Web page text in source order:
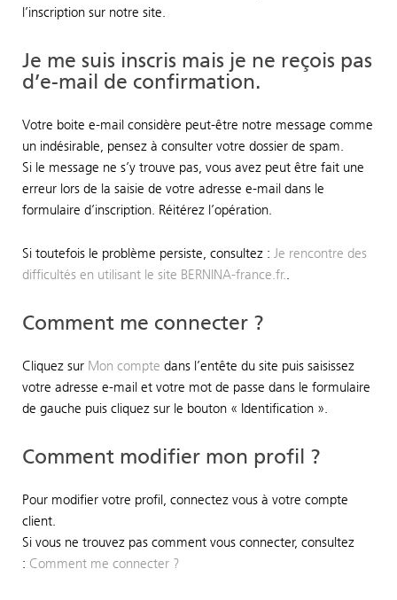
l’inscription sur notre site.
Je me suis inscris mais je ne reçois pas
d’e-mail de confirmation.
Votre boite e-mail considère peut-être notre message comme
un indésirable, pensez à consulter votre dossier de spam.
Si le message ne s’y trouve pas, vous avez peut être fait une
erreur lors de la saisie de votre adresse e-mail dans le
formulaire d’inscription. Réitérez l’opération.
Si toutefois le problème persiste, consultez : Je rencontre des
difficultés en utilisant le site BERNINA-france.fr.
Comment me connecter ?
Cliquez sur Mon compte dans l’entête du site puis saisissez
votre adresse e-mail et votre mot de passe dans le formulaire
de gauche puis cliquez sur le bouton « Identification ».
Comment modifier mon profil ?
Pour modifier votre profil, connectez vous à votre compte
client.
Si vous ne trouvez pas comment vous connecter, consultez
: Comment me connecter ?